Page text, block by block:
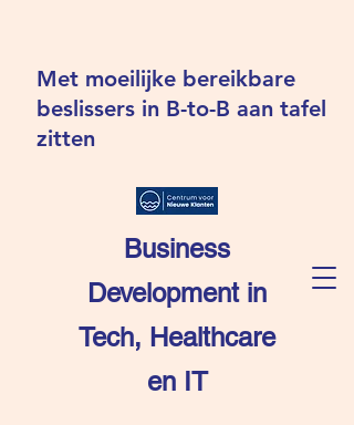
Business
Development in
Tech, Healthcare
en IT
Met moeilijke bereikbare
beslissers in B-to-B aan tafel
zitten